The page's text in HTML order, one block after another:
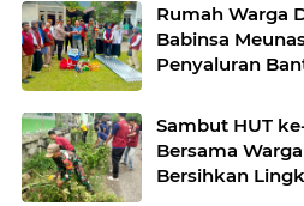
Rumah Warga
Babinsa
Penyaluran
Sambut HUT
Bersama
Bersihkan